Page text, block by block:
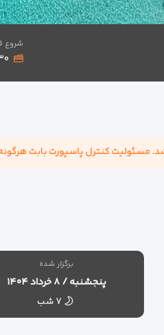
شروع
برگزار شده
پنجشنبه / ۸ خرداد ۱۴۰۴
۷ شب